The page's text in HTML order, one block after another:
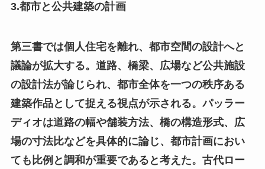
3.都市と公共建築の計画
第三書では個人住宅を離れ、都市空間の設計へと
議論が拡大する。道路、橋梁、広場など公共施設
の設計法が論じられ、都市全体を一つの秩序ある
建築作品として捉える視点が示される。パッラー
ディオは道路の幅や舗装方法、橋の構造形式、広
場の寸法比などを具体的に論じ、都市計画におい
ても比例と調和が重要であると考えた。古代ロー